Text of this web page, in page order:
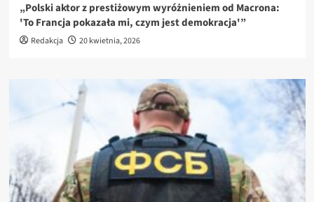
„Polski aktor z prestiżowym wyróżnieniem od Macrona:
'To Francja pokazała mi, czym jest demokracja'”
Redakcja 20 kwietnia, 2026